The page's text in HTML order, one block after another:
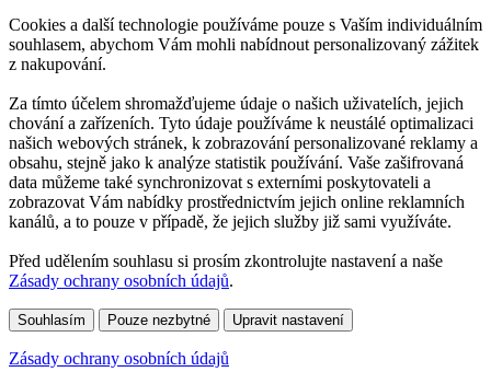
Cookies a další technologie používáme pouze s Vaším individuálním
souhlasem, abychom Vám mohli nabídnout personalizovaný zážitek
z nakupování.
Za tímto účelem shromažďujeme údaje o našich uživatelích, jejich
chování a zařízeních. Tyto údaje používáme k neustálé optimalizaci
našich webových stránek, k zobrazování personalizované reklamy a
obsahu, stejně jako k analýze statistik používání. Vaše zašifrovaná
data můžeme také synchronizovat s externími poskytovateli a
zobrazovat Vám nabídky prostřednictvím jejich online reklamních
kanálů, a to pouze v případě, že jejich služby již sami využíváte.
Před udělením souhlasu si prosím zkontrolujte nastavení a naše
Zásady ochrany osobních údajů.
Souhlasím Pouze nezbytné Upravit nastavení
Zásady ochrany osobních údajů